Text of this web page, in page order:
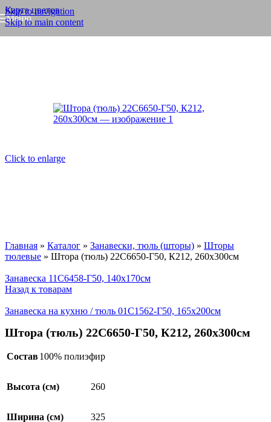
Карта цветов
Skip to navigation
Skip to main content
Меню
Click to enlarge
Главная » Каталог » Занавески, тюль (шторы) » Шторы
тюлевые » Штора (тюль) 22С6650-Г50, К212, 260х300см
Занавеска 11С6458-Г50, 140х170см
Назад к товарам
Занавеска на кухню / тюль 01С1562-Г50, 165х200см
Штора (тюль) 22С6650-Г50, К212, 260х300см
Состав100% полиэфир
Высота (см) 260
Ширина (см)
325